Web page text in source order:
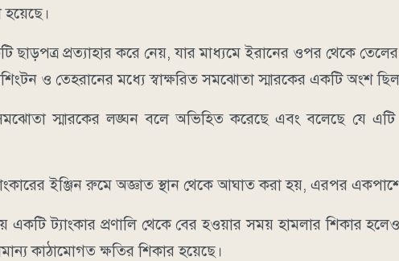
ছাড়পত্র প্রত্যাহার করে নেয়, যার মাধ্যমে ইরানের ওপর থেকে তেলের
ও তেহরানের মধ্যে স্বাক্ষরিত সমঝোতা স্মারকের একটি অংশ
স্মারকের লঙ্ঘন বলে অভিহিত করেছে এবং বলেছে যে এটি
ইঞ্জিন রুমে অজ্ঞাত স্থান থেকে আঘাত করা হয়, এরপর
একটি ট্যাংকার প্রণালি থেকে বের হওয়ার সময় হামলার শিকার
কাঠামোগত ক্ষতির শিকার হয়েছে।